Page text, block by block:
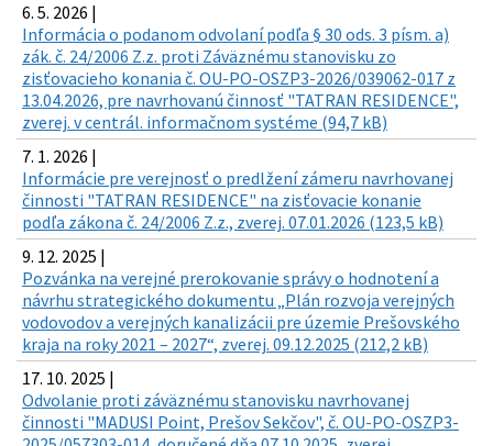
6. 5. 2026 |
Informácia o podanom odvolaní podľa § 30 ods. 3 písm. a)
zák. č. 24/2006 Z.z. proti Záväznému stanovisku zo
zisťovacieho konania č. OU-PO-OSZP3-2026/039062-017 z
13.04.2026, pre navrhovanú činnosť "TATRAN RESIDENCE",
zverej. v centrál. informačnom systéme (94,7 kB)
7. 1. 2026 |
Informácie pre verejnosť o predlžení zámeru navrhovanej
činnosti "TATRAN RESIDENCE" na zisťovacie konanie
podľa zákona č. 24/2006 Z.z., zverej. 07.01.2026 (123,5 kB)
9. 12. 2025 |
Pozvánka na verejné prerokovanie správy o hodnotení a
návrhu strategického dokumentu „Plán rozvoja verejných
vodovodov a verejných kanalizácii pre územie Prešovského
kraja na roky 2021 – 2027“, zverej. 09.12.2025 (212,2 kB)
17. 10. 2025 |
Odvolanie proti záväznému stanovisku navrhovanej
činnosti "MADUSI Point, Prešov Sekčov", č. OU-PO-OSZP3-